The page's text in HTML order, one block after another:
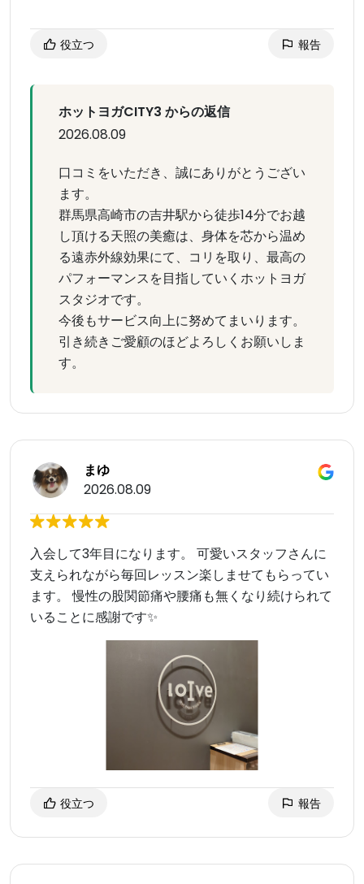
役立つ 報告
ホットヨガCITY3 からの返信
2026.08.09
口コミをいただき、誠にありがとうござい
ます。
群馬県高崎市の吉井駅から徒歩14分でお越
し頂ける天照の美癒は、身体を芯から温め
る遠赤外線効果にて、コリを取り、最高の
パフォーマンスを目指していくホットヨガ
スタジオです。
今後もサービス向上に努めてまいります。
引き続きご愛顧のほどよろしくお願いしま
す。
まゆ
2026.08.09
入会して3年目になります。 可愛いスタッフさんに
支えられながら毎回レッスン楽しませてもらってい
ます。 慢性の股関節痛や腰痛も無くなり続けられて
いることに感謝です✨
役立つ 報告